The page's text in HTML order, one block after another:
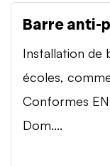
Barre anti-
Installation de
écoles,
Conformes EN
Dom....